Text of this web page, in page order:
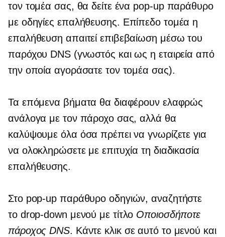
τον τομέα σας, θα δείτε ένα pop-upπαράθυρο
με οδηγίες επαλήθευσης. Επίπεδο τομέα η
επαλήθευση απαιτεί επιβεβαίωση μέσω του
παρόχου DNS (γνωστός και ως η εταιρεία από
την οποία αγοράσατε τον τομέα σας).
Τα επόμενα βήματα θα διαφέρουν ελαφρώς
ανάλογα με τον πάροχο σας, αλλά θα
καλύψουμε όλα όσα πρέπει να γνωρίζετε για
να ολοκληρώσετε με επιτυχία τη διαδικασία
επαλήθευσης.
Στο pop-up παράθυρο οδηγιών, αναζητήστε
το drop-down μενού με τίτλο Οποιοσδήποτε
πάροχος DNS. Κάντε κλικ σε αυτό το μενού και